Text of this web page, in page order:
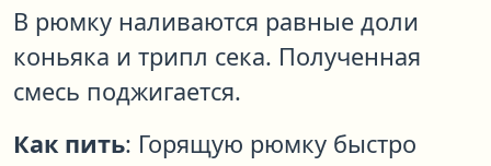
В рюмку наливаются равные доли
коньяка и трипл сека. Полученная
смесь поджигается.
Как пить: Горящую рюмку быстро